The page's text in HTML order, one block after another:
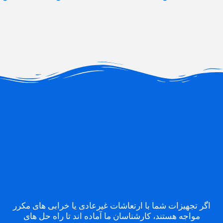
اگر تجهیزات شما با ارتعاشات غیرعادی یا خرابی های مکرر
مواجه هستند، کارشناسان ما آماده اند تا راه حل های